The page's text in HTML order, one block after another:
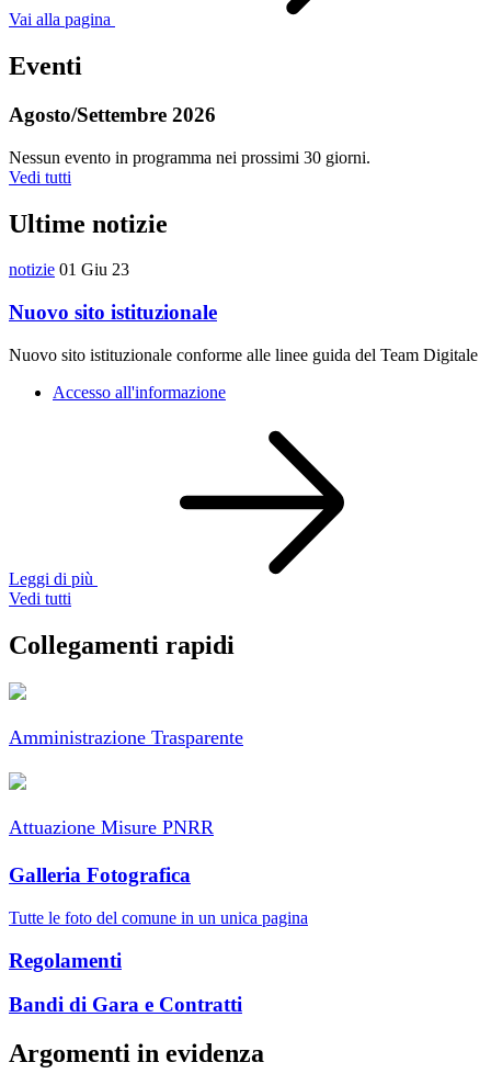
Vai alla pagina
Eventi
Agosto/Settembre 2026
Nessun evento in programma nei prossimi 30 giorni.
Vedi tutti
Ultime notizie
notizie 01 Giu 23
Nuovo sito istituzionale
Nuovo sito istituzionale conforme alle linee guida del Team Digitale
Accesso all'informazione
Leggi di più
Vedi tutti
Collegamenti rapidi
Amministrazione Trasparente
Attuazione Misure PNRR
Galleria Fotografica
Tutte le foto del comune in un unica pagina
Regolamenti
Bandi di Gara e Contratti
Argomenti in evidenza